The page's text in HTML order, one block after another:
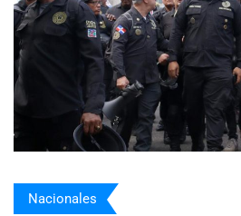
Nacionales